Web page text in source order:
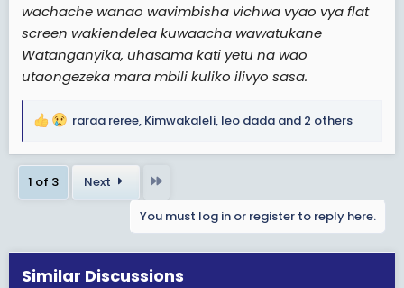
wachache wanao wavimbisha vichwa vyao vya flat
screen wakiendelea kuwaacha wawatukane
Watanganyika, uhasama kati yetu na wao
utaongezeka mara mbili kuliko ilivyo sasa.
R
a
c
t
n
s
raraa reree, Kimwakaleli, leo dada and 2 others
1 of 3 Next
You must log in or register to reply here.
Similar Discussions